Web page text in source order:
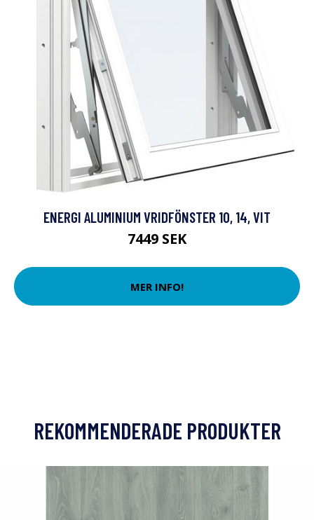
ENERGI ALUMINIUM VRIDFÖNSTER 10, 14, VIT
7449 SEK
MER INFO!
REKOMMENDERADE PRODUKTER